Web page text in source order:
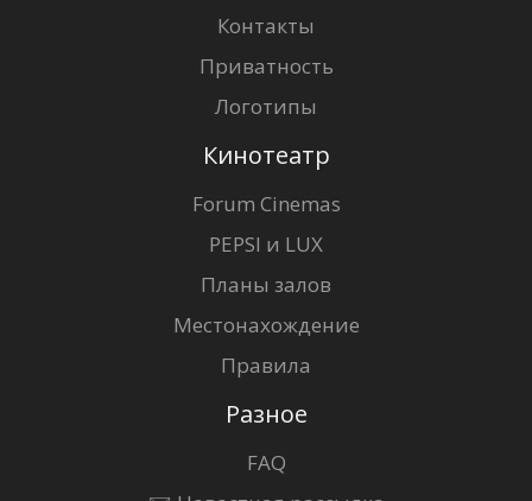
Контакты
Приватность
Логотипы
Кинотеатр
Forum Cinemas
PEPSI и LUX
Планы залов
Местонахождение
Правила
Разное
FAQ